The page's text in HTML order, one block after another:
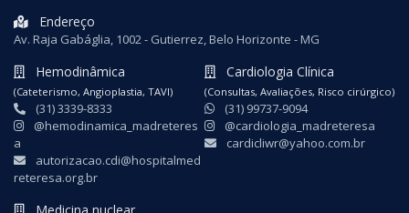
Endereço
Av. Raja Gabáglia, 1002 - Gutierrez, Belo Horizonte - MG
Hemodinâmica
(Cateterismo, Angioplastia, TAVI)
(31) 3339-8333
@hemodinamica_madreteres
a
autorizacao.cdi@hospitalmed
reteresa.org.br
Cardiologia Clínica
(Consultas, Avaliações, Risco cirúrgico)
(31) 99737-9094
@cardiologia_madreteresa
cardicliwr@yahoo.com.br
Medicina nuclear